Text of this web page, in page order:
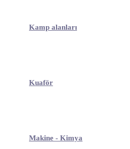
Kamp alanları
Kuaför
Makine - Kimya